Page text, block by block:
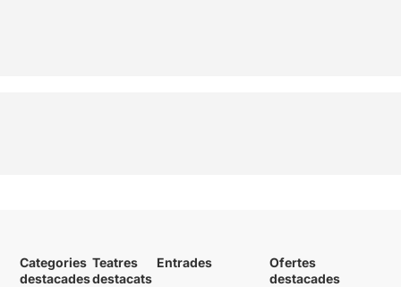
Categories
destacades
Teatres
destacats
Entrades
Ofertes
destacades